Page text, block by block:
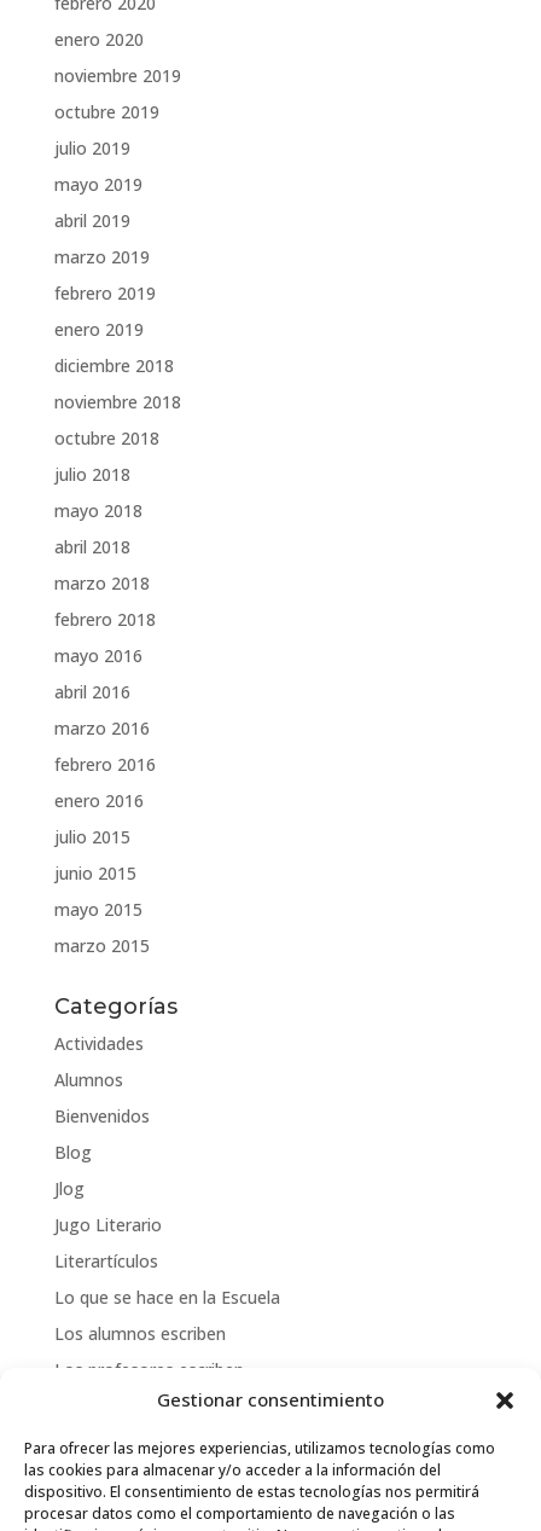
Gestionar consentimiento
Para ofrecer las mejores experiencias, utilizamos tecnologías como
las cookies para almacenar y/o acceder a la información del
dispositivo. El consentimiento de estas tecnologías nos permitirá
procesar datos como el comportamiento de navegación o las
enero 2020
noviembre 2019
octubre 2019
julio 2019
mayo 2019
abril 2019
marzo 2019
febrero 2019
enero 2019
diciembre 2018
noviembre 2018
octubre 2018
julio 2018
mayo 2018
abril 2018
marzo 2018
febrero 2018
mayo 2016
abril 2016
marzo 2016
febrero 2016
enero 2016
julio 2015
junio 2015
mayo 2015
marzo 2015
Categorías
Actividades
Alumnos
Bienvenidos
Blog
Jlog
Jugo Literario
Literartículos
Lo que se hace en la Escuela
Los alumnos escriben
Los profesores escriben
Otros servicios
Publicaciones de la Escuela
Publicaciones de los alumnos